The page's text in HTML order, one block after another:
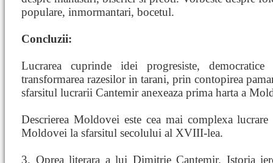
populare, inmormantari, bocetul.
Concluzii:
Lucrarea cuprinde idei progresiste,
transformarea razesilor in tarani, prin contopirea
sfarsitul lucrarii Cantemir anexeaza prima harta a
Descrierea Moldovei este cea mai complexa
Moldovei la sfarsitul secolului al XVIII-lea.
3. Oprea literara a lui Dimitrie Cantemir. Istoria